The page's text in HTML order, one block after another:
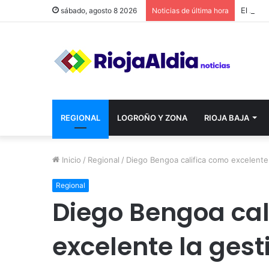
sábado, agosto 8 2026 Noticias de última hora
REGIONAL LOGROÑO Y ZONA RIOJA BAJA
Inicio / Regional / Diego Bengoa califica como
Regional
Diego Bengoa
excelente la